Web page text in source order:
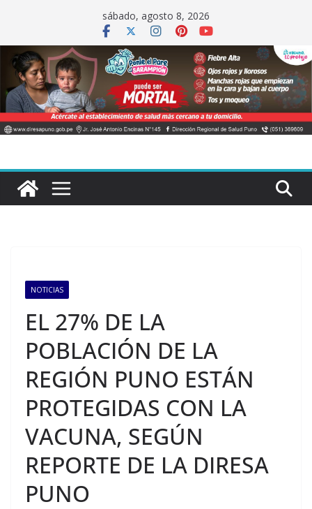
contenido
sábado, agosto 8, 2026
NOTICIAS
EL 27% DE LA
POBLACIÓN DE LA
REGIÓN PUNO ESTÁN
PROTEGIDAS CON LA
VACUNA, SEGÚN
REPORTE DE LA DIRESA
PUNO